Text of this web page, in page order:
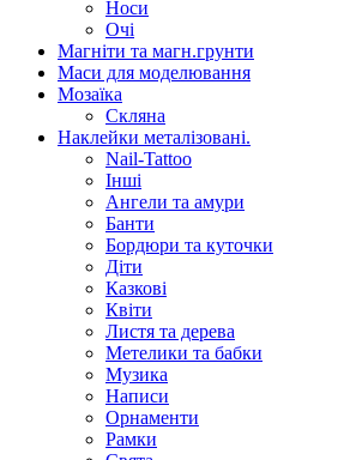
Носи
Очі
Магніти та магн.грунти
Маси для моделювання
Мозаїка
Скляна
Наклейки металізовані.
Nail-Tattoo
Інші
Ангели та амури
Банти
Бордюри та куточки
Діти
Казкові
Квіти
Листя та дерева
Метелики та бабки
Музика
Написи
Орнаменти
Рамки